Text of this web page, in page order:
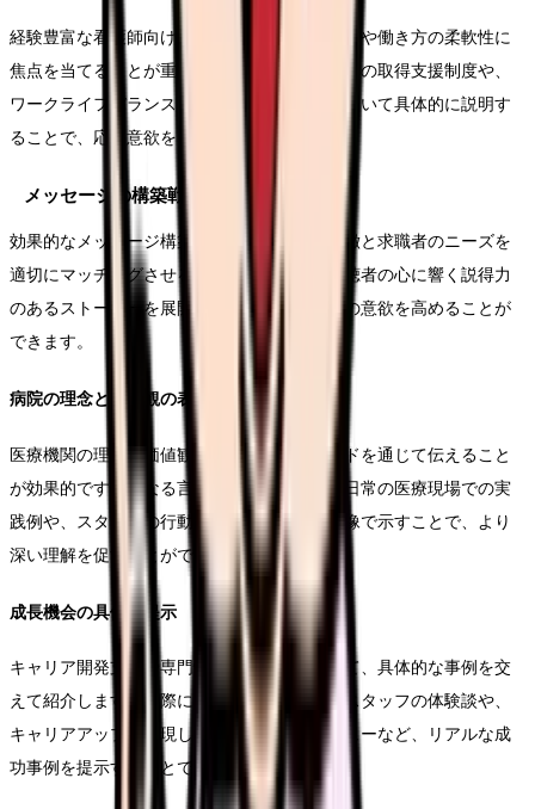
経験豊富な看護師向けには、専門性の向上機会や働き方の柔軟性に
焦点を当てることが重要です。特に、専門資格の取得支援制度や、
ワークライフバランスを重視した勤務体制について具体的に説明す
ることで、応募意欲を高めることができます。
メッセージの構築戦略
効果的なメッセージ構築には、医療機関の特徴と求職者のニーズを
適切にマッチングさせることが重要です。視聴者の心に響く説得力
のあるストーリーを展開することで、応募への意欲を高めることが
できます。
病院の理念と価値観の表現
医療機関の理念や価値観を具体的なエピソードを通じて伝えること
が効果的です。単なる言葉の羅列ではなく、日常の医療現場での実
践例や、スタッフの行動に表れる価値観を映像で示すことで、より
深い理解を促すことができます。
成長機会の具体的提示
キャリア開発支援や専門性向上の機会について、具体的な事例を交
えて紹介します。実際に専門資格を取得したスタッフの体験談や、
キャリアアップを実現した看護師のインタビューなど、リアルな成
功事例を提示することで説得力が増します。